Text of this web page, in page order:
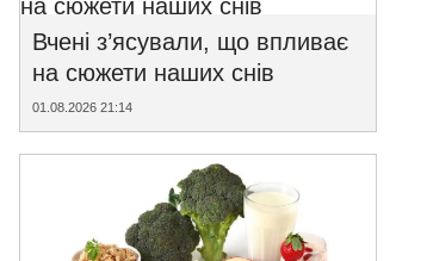
Вчені з’ясували, що впливає
на сюжети наших снів
01.08.2026 21:14